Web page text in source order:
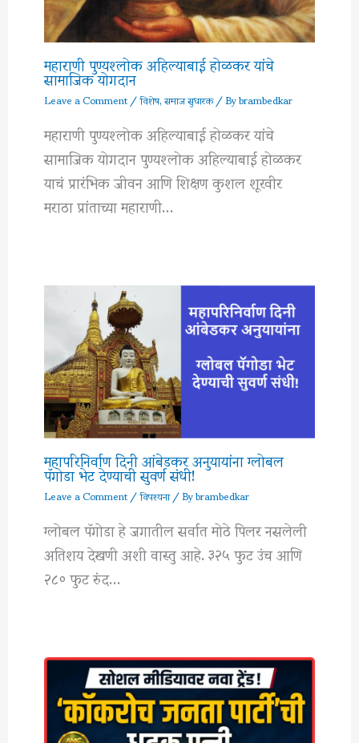
महाराणी पुण्यश्लोक अहिल्याबाई होळकर यांचे
सामाजिक योगदान
Leave a Comment/विशेष,समाज सुधारक/ Bybrambedkar
महाराणी पुण्यश्लोक अहिल्याबाई होळकर यांचे
सामाजिक योगदान पुण्यश्लोक अहिल्याबाई होळकर
याचं प्रारंभिक जीवन आणि शिक्षण कुशल शूरवीर
मराठा प्रांताच्या महाराणी…
महापरिनिर्वाण दिनी आंबेडकर अनुयायांना ग्लोबल
पॅगोडा भेट देण्याची सुवर्ण संधी!
Leave a Comment/विपश्यना/ Bybrambedkar
ग्लोबल पॅगोडा हे जगातील सर्वात मोठे पिलर नसलेली
अतिशय देखणी अशी वास्तु आहे. ३२५ फुट उंच आणि
२८० फुट रुंद…